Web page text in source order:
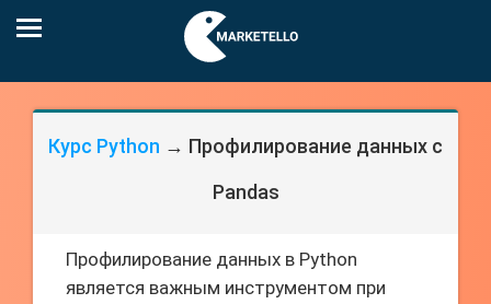
Курс Python → Профилирование данных с
Pandas
Профилирование данных в Python
является важным инструментом при